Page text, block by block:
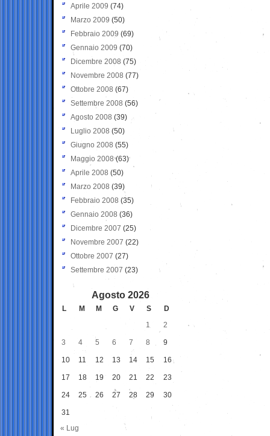
Aprile 2009 (74)
Marzo 2009 (50)
Febbraio 2009 (69)
Gennaio 2009 (70)
Dicembre 2008 (75)
Novembre 2008 (77)
Ottobre 2008 (67)
Settembre 2008 (56)
Agosto 2008 (39)
Luglio 2008 (50)
Giugno 2008 (55)
Maggio 2008(63)
Aprile 2008 (50)
Marzo 2008 (39)
Febbraio 2008 (35)
Gennaio 2008 (36)
Dicembre 2007 (25)
Novembre 2007 (22)
Ottobre 2007 (27)
Settembre 2007 (23)
Agosto 2026
L M M G V S
D
1
2
3 4 5 6 7 8 9
10 11 12 13 14 15 16
17 18 19 20 21 22 23
24 25 26 27 28 29 30
31
« Lug